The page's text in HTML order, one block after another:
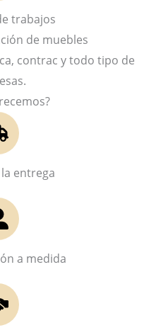
trabajos
de muebles
contrac y todo tipo de
entrega
a medida